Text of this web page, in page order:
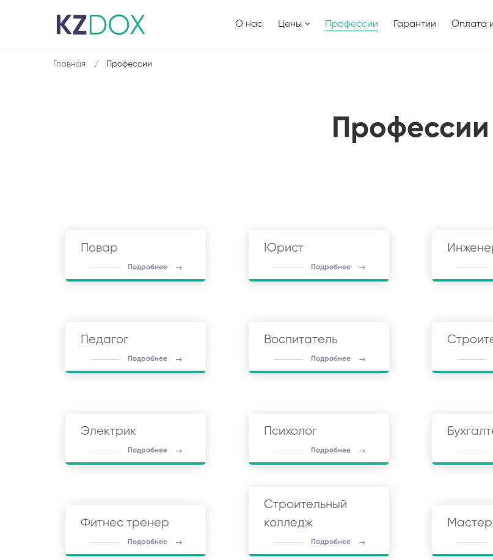
О нас Цены Профессии Гарантии Оплата
Профессии
Главная Профессии
Повар
Подробнее
Юрист
Подробнее
Педагог
Подробнее
Воспитатель
Подробнее
Электрик
Подробнее
Психолог
Подробнее
Фитнес тренер
Подробнее
Строительный
колледж
Подробнее